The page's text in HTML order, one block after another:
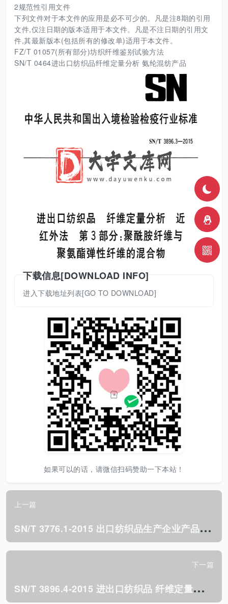
2规范性引用文件
下列文件对于本文件的应用是必不可少的。凡是注8期的引用
文件,仅注日期的版本适用于本文件。凡是不注日期的引用文
件,其最新版本(包括所有的修改单)适用于本文件。
FZ/T 01057(所有部分)坊织纤维鉴别试验方法
SN/T 0464进出口纺织品纤维定量分析 氨纶混纺产品
下载信息[DOWNLOAD INFO]
进入下载地址列表[GO TO DOWNLOAD]
如果可以的话，请微信扫码赞助一下本站！
上一篇
S
N/T 3776.1-2015 出口纺织品生产企业产品质量保证能力 评价规范 第1部分:纺织原料.pdf
下一篇
S
N/T 3896.4-2015 进出口纺织品 纤维定量分析 近红外法 第4部分:棉与聚氨酯弹性纤维的混合物.pdf